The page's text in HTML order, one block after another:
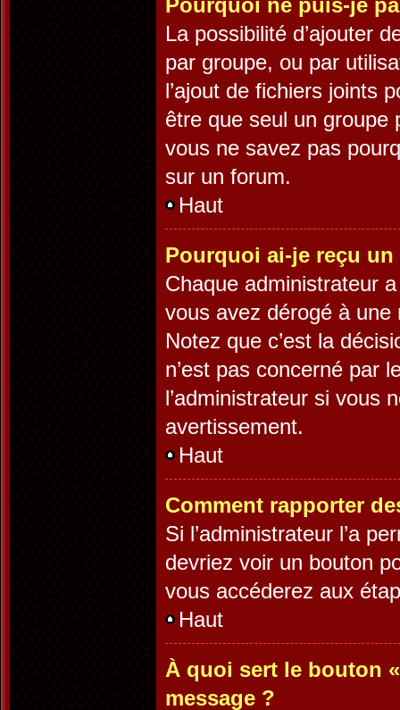
Pourquoi ne puis-je
La possibilité d’ajouter
par groupe, ou par
l’ajout de fichiers joints
être que seul un groupe
vous ne savez pas
sur un forum.
Haut
Pourquoi ai-je reçu
Chaque administrateur
vous avez dérogé à
Notez que c’est la
n’est pas concerné par
l’administrateur si vous
avertissement.
Haut
Comment rapporter
Si l’administrateur l’a
devriez voir un bouton
vous accéderez aux
Haut
À quoi sert le bouton
message ?